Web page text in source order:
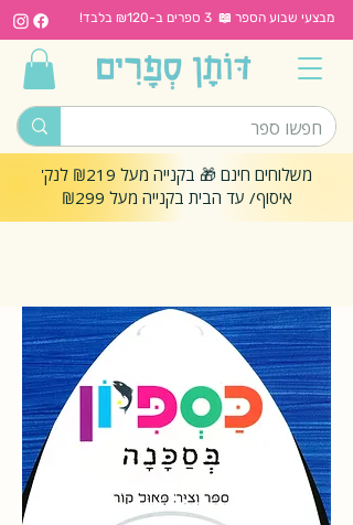
מבצעי שבוע הספר 📖 3 ספרים ב-₪120 בלבד!
משלוחים חינם 🎁 בקנייה מעל ₪219 לנק'
איסוף/ עד הבית בקנייה מעל ₪299